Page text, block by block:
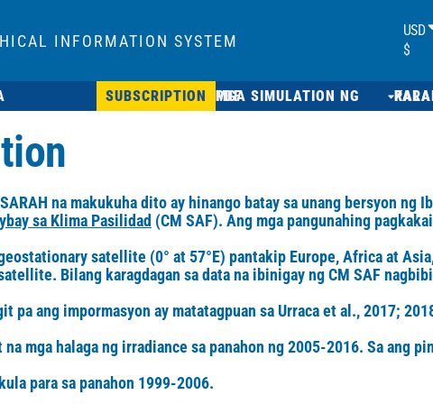
INFORMATION SYSTEM
USD
$
SUBSCRIPTION MGA SIMULATION NG PDF PARA SA
na makukuha dito ay hinango batay sa unang bersyon ng
sa Klima Pasilidad (CM SAF). Ang mga pangunahing
satellite (0° at 57°E) pantakip Europe, Africa at
Bilang karagdagan sa data na ibinigay ng CM SAF
pa ang impormasyon ay matatagpuan sa Urraca et al., 2017;
mga halaga ng irradiance sa panahon ng 2005-2016. Sa ang
para sa panahon 1999-2006.